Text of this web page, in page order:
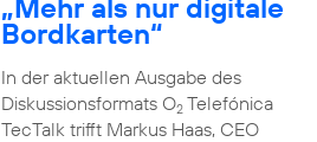
„Mehr als nur digitale
Bordkarten“
In der aktuellen Ausgabe des
Diskussionsformats O2Telefónica
TecTalk trifft Markus Haas, CEO